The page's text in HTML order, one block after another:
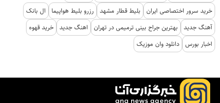
خرید سرور اختصاصی ایران
بلیط قطار مشهد رزرو بلیط هواپیما
ال بانک
آهنگ جدید
بهترین جراح بینی ترمیمی در تهران اهنگ جدید خرید قهوه
اخبار بورس دانلود وان موزیک